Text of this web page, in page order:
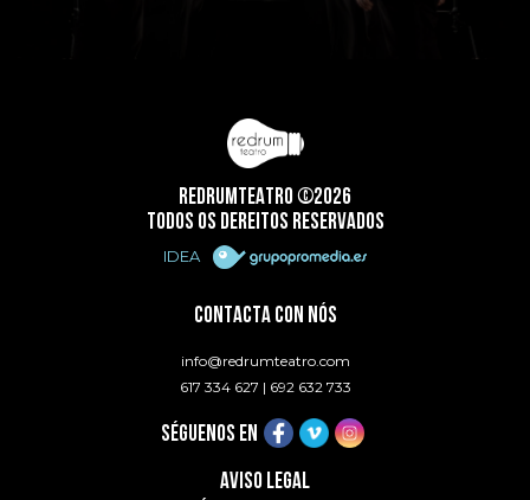
REDRUMTEATRO ©2026
TODOS OS DEREITOS RESERVADOS
IDEA
CONTACTA CON NÓS
info@redrumteatro.com
617 334 627 | 692 632 733
SÉGUENOS EN
AVISO LEGAL